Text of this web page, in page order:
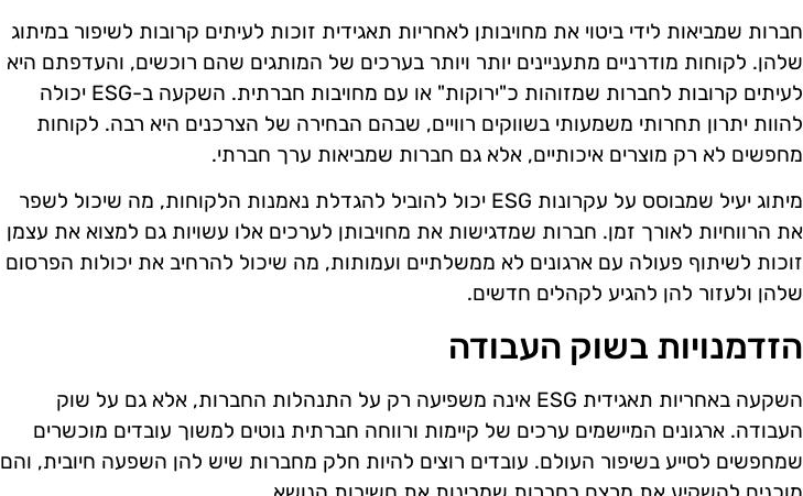
חברות שמביאות לידי ביטוי את מחויבותן לאחריות תאגידית זוכות לעיתים קרובות לשיפור במיתוג
שלהן. לקוחות מודרניים מתעניינים יותר ויותר בערכים של המותגים שהם רוכשים, והעדפתם היא
לעיתים קרובות לחברות שמזוהות כ"ירוקות" או עם מחויבות חברתית. השקעה ב-ESG יכולה
להוות יתרון תחרותי משמעותי בשווקים רוויים, שבהם הבחירה של הצרכנים היא רבה. לקוחות
מחפשים לא רק מוצרים איכותיים, אלא גם חברות שמביאות ערך חברתי.
מיתוג יעיל שמבוסס על עקרונות ESG יכול להוביל להגדלת נאמנות הלקוחות, מה שיכול לשפר
את הרווחיות לאורך זמן. חברות שמדגישות את מחויבותן לערכים אלו עשויות גם למצוא את עצמן
זוכות לשיתוף פעולה עם ארגונים לא ממשלתיים ועמותות, מה שיכול להרחיב את יכולות הפרסום
שלהן ולעזור להן להגיע לקהלים חדשים.
הזדמנויות בשוק העבודה
השקעה באחריות תאגידית ESG אינה משפיעה רק על התנהלות החברות, אלא גם על שוק
העבודה. ארגונים המיישמים ערכים של קיימות ורווחה חברתית נוטים למשוך עובדים מוכשרים
שמחפשים לסייע בשיפור העולם. עובדים רוצים להיות חלק מחברות שיש להן השפעה חיובית, והם